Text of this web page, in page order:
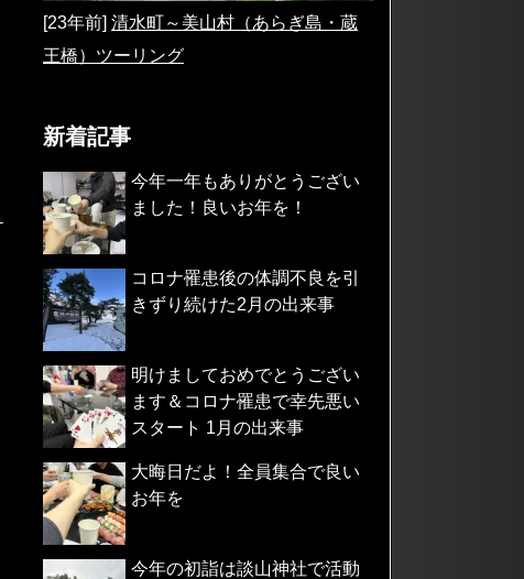
[23年前] 清水町～美山村（あらぎ島・蔵
王橋）ツーリング
新着記事
今年一年もありがとうござい
ました！良いお年を！
コロナ罹患後の体調不良を引
きずり続けた2月の出来事
明けましておめでとうござい
ます＆コロナ罹患で幸先悪い
スタート 1月の出来事
大晦日だよ！全員集合で良い
お年を
今年の初詣は談山神社で活動